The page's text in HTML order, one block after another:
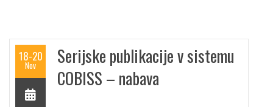
18-20
Nov
Serijske publikacije v sistemu
COBISS – nabava